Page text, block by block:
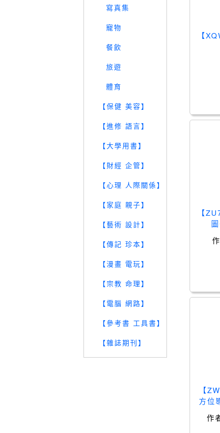
寫真集
寵物
餐飲
旅遊
體育
【保健 美容】
【進修 語言】
【大學用書】
【財經 企管】
【心理 人際關係】
【家庭 親子】
【藝術 設計】
【傳記 珍本】
【漫畫 電玩】
【宗教 命理】
【電腦 網路】
【參考書 工具書】
【雜誌期刊】
【
【
【
方位
作